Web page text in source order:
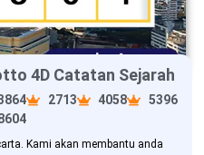
4D Catatan Sejarah
2713 4058
5396
Kami akan membantu anda